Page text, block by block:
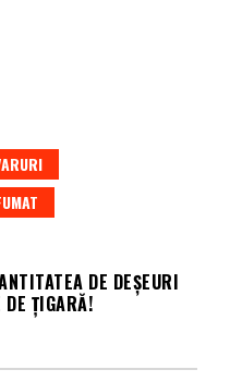
DE DEȘEURI
ȚIGARĂ!